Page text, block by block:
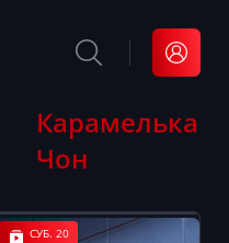
Карамелька
Чон
СУБ. 20